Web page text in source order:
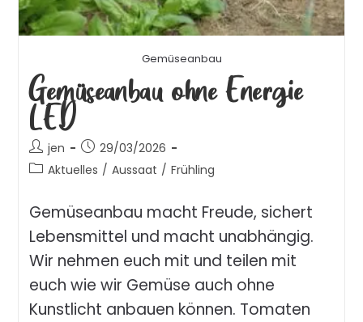
Gemüseanbau
Gemüseanbau ohne Energie
LED
jen
29/03/2026
Aktuelles / Aussaat / Frühling
Gemüseanbau macht Freude, sichert
Lebensmittel und macht unabhängig.
Wir nehmen euch mit und teilen mit
euch wie wir Gemüse auch ohne
Kunstlicht anbauen können. Tomaten